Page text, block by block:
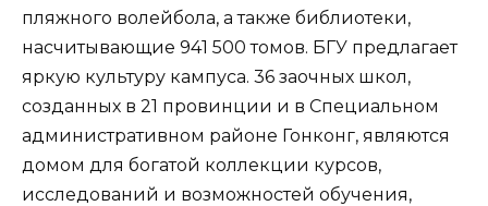
пляжного волейбола, а также библиотеки,
насчитывающие 941 500 томов. БГУ предлагает
яркую культуру кампуса. 36 заочных школ,
созданных в 21 провинции и в Специальном
административном районе Гонконг, являются
домом для богатой коллекции курсов,
исследований и возможностей обучения,